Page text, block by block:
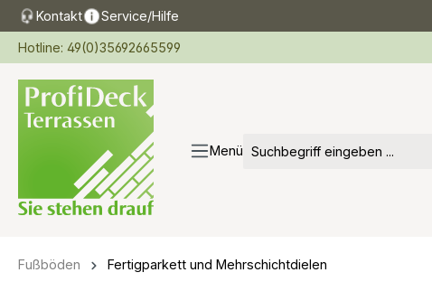
Zur Hauptnavigation springen
Kontakt Service/Hilfe
Hotline: 49(0)35692665599
Menü
Fußböden Fertigparkett und Mehrschichtdielen